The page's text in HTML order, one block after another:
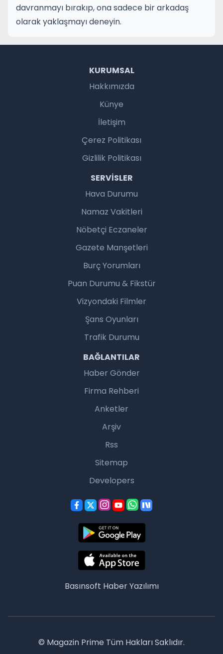
davranmayı bırakıp, ona sadece bir arkadaş
olarak yaklaşmayı deneyin.
KURUMSAL
Hakkımızda
Künye
İletişim
Çerez Politikası
Gizlilik Politikası
SERVISLER
Hava Durumu
Namaz Vakitleri
Nöbetçi Eczaneler
Gazete Manşetleri
Burç Yorumları
Puan Durumu & Fikstür
Vizyondaki Filmler
Şans Oyunları
Trafik Durumu
BAĞLANTILAR
Haber Gönder
Firma Rehberi
Anketler
Arşiv
Rss
Sitemap
Developers
Basınsoft Haber Yazılımı
© Magazin Prime Tüm Hakları Saklıdır.